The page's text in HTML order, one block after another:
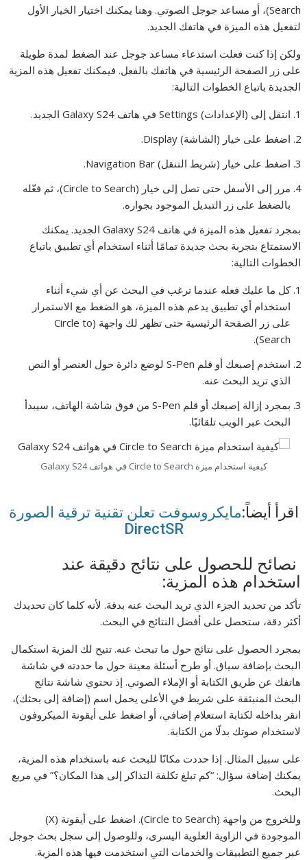
Search)، أو مساعد جوجل الصوتي. وهنا يمكنك اختيار الخيار الأول
لتفعيل هذه الميزة في هاتفك الجديد.
ولكن إذا كنت فعلت استدعاء مساعد جوجل عند الضغط لمدة طويلة
على زر الصفحة الرئيسية في هاتفك بالفعل. فيمكنك تفعيل هذه المزية
الجديدة باتباع الخطوات التالية:
انتقل إلى (الإعدادات) Settings في هاتف Galaxy S24 الجديد.
اضغط على خيار (الشاشة) Display.
اضغط على خيار (شريط التنقل) Navigation Bar.
مرر إلى الأسفل حتى تصل إلى خيار (Circle to Search)، ثم فعّله
بالضغط على زر التبديل الموجود بجواره.
بمجرد تفعيل هذه الميزة في هاتف Galaxy S24 الجديد. يمكنك
الاستمتاع بتجربة بحث جديدة تمامًا أثناء استخدام أي تطبيق باتباع
الخطوات التالية:
كل ما عليك فعله عندما ترغب في البحث عن أي شيء أثناء
استخدام أي تطبيق يدعم هذه الميزة، هو الضغط مع الاستمرار
على زر الصفحة الرئيسية حتى تظهر لك واجهة (Circle to
Search).
استخدم إصبعك أو قلم S-Pen لوضع دائرة حول العنصر أو النص
الذي تريد البحث عنه.
بمجرد إزالة إصبعك أو قلم S-Pen من فوق شاشة الهاتف، سيبدأ
البحث عبر الويب تلقائيًا.
كيفية استخدام ميزة Circle to Search في هواتف Galaxy S24
اقرأ أيضاً:مايكروسوفت تعلن تقنية ترقية الصورة
DirectSR
نصائح للحصول على نتائج دقيقة عند
استخدام هذه المزية:
تأكد من تحديد الجزء الذي تريد البحث عنه بدقة. لأنه كلما كان تحديدك
أكثر دقة، ستحصل على أفضل النتائج في البحث.
بمجرد الحصول على نتائج حول ما تبحث عنه. تتيح لك المزية استكمال
البحث بإضافة سياق. أو طرح أسئلة معينة حول ما حددته في شاشة
هاتفك عن طريق الكتابة أو الإملاء الصوتي. إذ تحتوي شاشة نتائج
البحث المنبثقة على شريط في الأعلى يحمل اسم (إضافة إلى بحثك)،
انقر بداخله لكتابة استعلام إضافي، أو اضغط على أيقونة الميكروفون
لاستخدام صوتك بدلًا من الكتابة.
على سبيل المثال. إذا حددت مكانًا للبحث عنه باستخدام هذه المزية،
يمكنك إضافة سؤال: “كم تبلغ تكلفة التذاكر إلى هذا المكان؟” في مربع
البحث.
وللخروج من واجهة (Circle to Search). اضغط على أيقونة (X)
الموجودة في الزاوية العلوية اليسرى، وللوصول إلى سجل بحث جوجل
عبر جميع التطبيقات والخدمات التي استخدمت فيها هذه المزية.